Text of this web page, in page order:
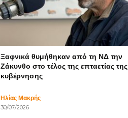
Ξαφνικά θυμήθηκαν από τη ΝΔ την
Ζάκυνθο στο τέλος της επταετίας της
κυβέρνησης
Ηλίας Μακρής
30/07/2026